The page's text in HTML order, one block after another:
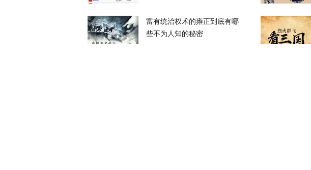
富有统治权术的雍正到底有哪
些不为人知的秘密